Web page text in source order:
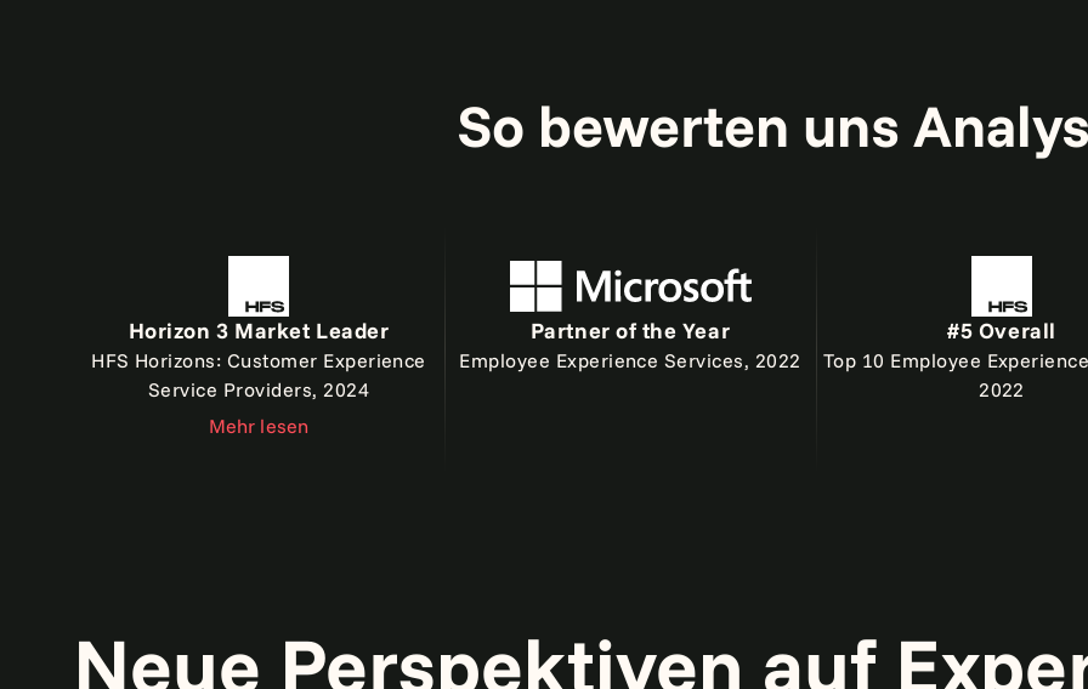
So bewerten uns
Horizon 3 Market Leader
HFS Horizons: Customer Experience
Service Providers, 2024
Mehr lesen
Partner of the Year
Employee Experience Services, 2022
#5 Overall
Top 10 Employee
2022
Neue Perspektiven auf